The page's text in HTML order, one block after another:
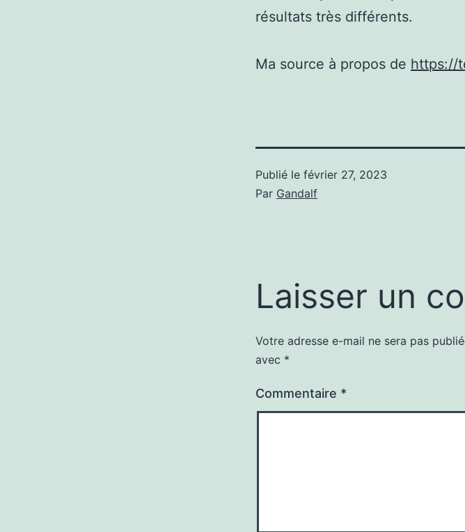
résultats très différents.
Ma source à propos de https://
Publié le février 27, 2023
Par Gandalf
Laisser un
Votre adresse e-mail ne sera pas
avec *
Commentaire *